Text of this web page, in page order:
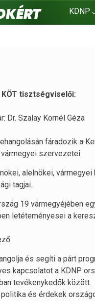
KDNP
KÖT tisztségviselői:
Dr. Szalay Kornél Géza
fáradozik a
vármegyei szervezetei.
alelnökei,
tagjai.
19 vármegyéjében
letéteményesei a
és segíti a párt
kapcsolatot a KDNP
tevékenykedők között.
és érdekek